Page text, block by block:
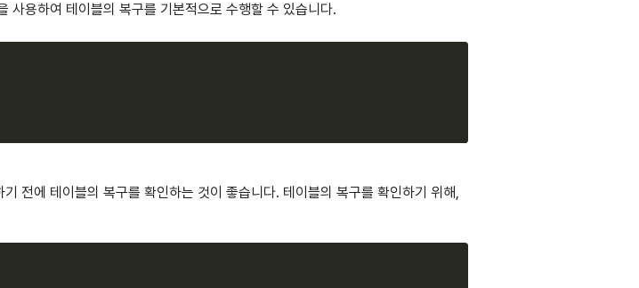
용하여 테이블의 복구를 기본적으로 수행할 수 있습니다.
전에 테이블의 복구를 확인하는 것이 좋습니다. 테이블의 복구를 확인하기 위해,